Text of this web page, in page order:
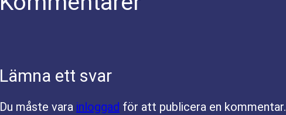
Lämna ett svar
Du måste vara inloggad för att publicera en kommentar.